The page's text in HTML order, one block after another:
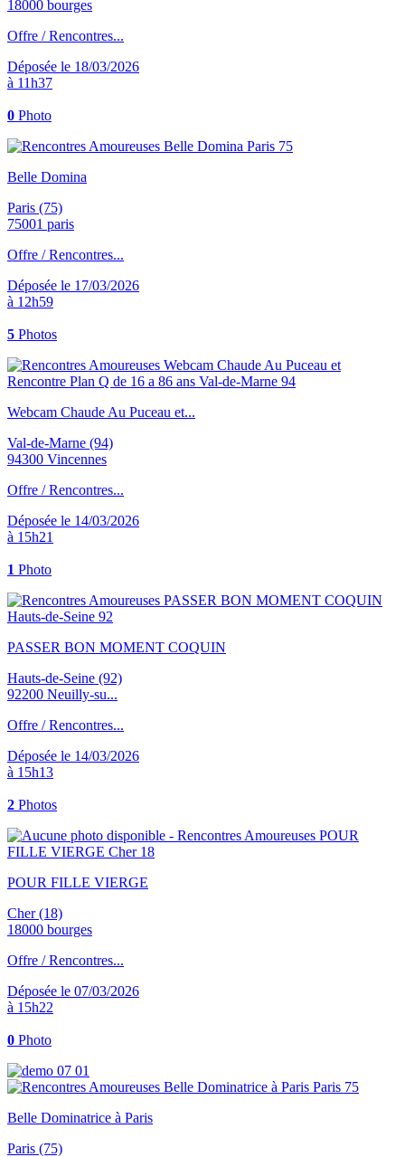
18000 bourges
Offre / Rencontres...
Déposée le 18/03/2026
à 11h37
0 Photo
Belle Domina
Paris (75)
75001 paris
Offre / Rencontres...
Déposée le 17/03/2026
à 12h59
5 Photos
Webcam Chaude Au Puceau et...
Val-de-Marne (94)
94300 Vincennes
Offre / Rencontres...
Déposée le 14/03/2026
à 15h21
1 Photo
PASSER BON MOMENT COQUIN
Hauts-de-Seine (92)
92200 Neuilly-su...
Offre / Rencontres...
Déposée le 14/03/2026
à 15h13
2 Photos
POUR FILLE VIERGE
Cher (18)
18000 bourges
Offre / Rencontres...
Déposée le 07/03/2026
à 15h22
0 Photo
Belle Dominatrice à Paris
Paris (75)